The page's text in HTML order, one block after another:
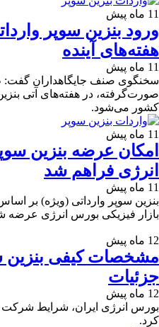
11 ماه پیش
ورود بنزین سوپر
هفته‌های آینده
11 ماه پیش
سخنگوی صنف جایگاهداران گفت:
صورت‌گرفته، در هفته‌های آتی
کشور می‌شود.
11 ماه پیش
امکان عرضه بنزین
انرژی فراهم شد
11 ماه پیش
بنزین سوپر وارداتی (ویژه) بر
بازار فیزیکی بورس انرژی عرضه
12 ماه پیش
مشخصات کیفی بنزین
جزئیات
12 ماه پیش
بورس انرژی ایران، شرایط شرکت
کرد.